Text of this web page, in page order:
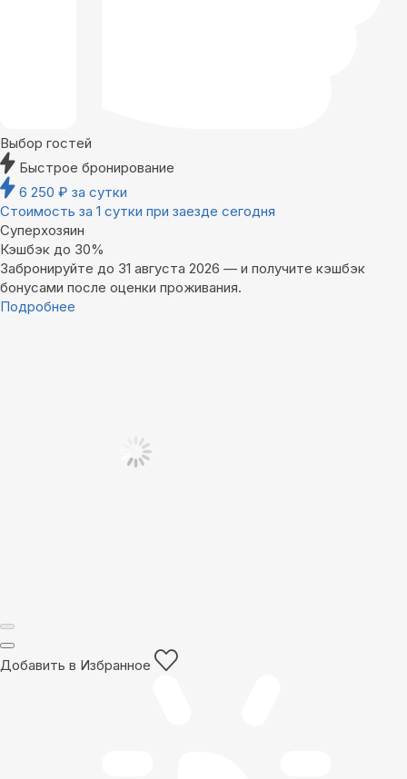
Выбор гостей
Быстрое бронирование
6 250 ₽ за сутки
Стоимость за 1 сутки при заезде сегодня
Суперхозяин
Кэшбэк до 30%
Забронируйте до 31 августа 2026 — и получите кэшбэк
бонусами после оценки проживания.
Подробнее
Добавить в Избранное